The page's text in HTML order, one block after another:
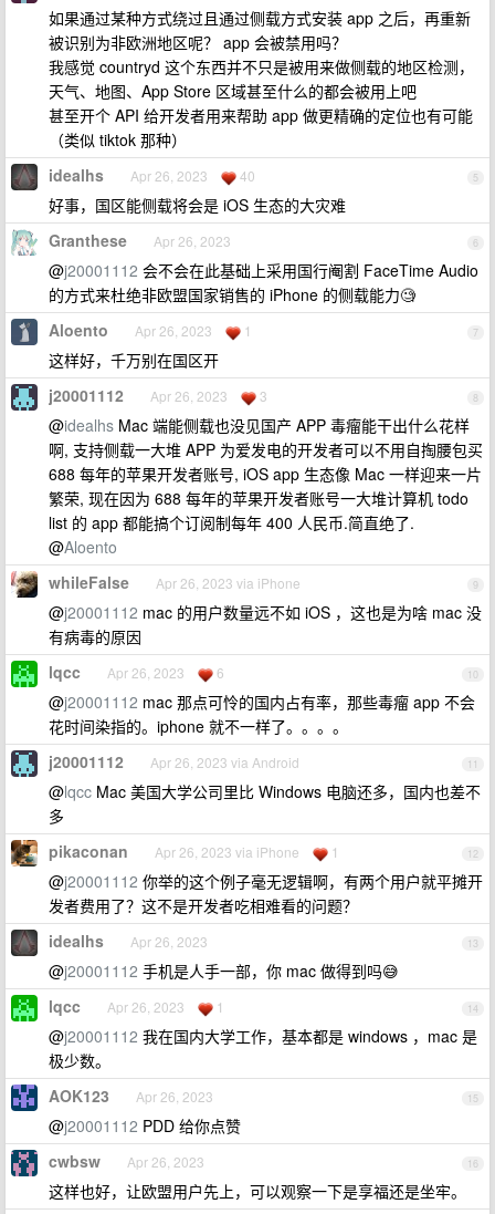
如果通过某种方式绕过且通过侧载方式安装 app 之后，再重新
被识别为非欧洲地区呢？ app 会被禁用吗？
我感觉 countryd 这个东西并不只是被用来做侧载的地区检测，
天气、地图、App Store 区域甚至什么的都会被用上吧
甚至开个 API 给开发者用来帮助 app 做更精确的定位也有可能
（类似 tiktok 那种）
5
idealhs Apr 26, 2023 40
好事，国区能侧载将会是 iOS 生态的大灾难
6
Granthese Apr 26, 2023
@j20001112 会不会在此基础上采用国行阉割 FaceTime Audio
的方式来杜绝非欧盟国家销售的 iPhone 的侧载能力🧐
7
Aloento Apr 26, 2023 1
这样好，千万别在国区开
8
j20001112 Apr 26, 2023 3
@idealhs Mac 端能侧载也没见国产 APP 毒瘤能干出什么花样
啊, 支持侧载一大堆 APP 为爱发电的开发者可以不用自掏腰包买
688 每年的苹果开发者账号, iOS app 生态像 Mac 一样迎来一片
繁荣, 现在因为 688 每年的苹果开发者账号一大堆计算机 todo
list 的 app 都能搞个订阅制每年 400 人民币.简直绝了.
@Aloento
9
whileFalse Apr 26, 2023 via iPhone
@j20001112 mac 的用户数量远不如 iOS ，这也是为啥 mac 没
有病毒的原因
10
lqcc Apr 26, 2023 6
@j20001112 mac 那点可怜的国内占有率，那些毒瘤 app 不会
花时间染指的。iphone 就不一样了。。。。
11
j20001112 Apr 26, 2023 via Android
@lqcc Mac 美国大学公司里比 Windows 电脑还多，国内也差不
多
12
pikaconan Apr 26, 2023 via iPhone 1
@j20001112 你举的这个例子毫无逻辑啊，有两个用户就平摊开
发者费用了？这不是开发者吃相难看的问题？
13
idealhs Apr 26, 2023
@j20001112 手机是人手一部，你 mac 做得到吗😅
14
lqcc Apr 26, 2023 1
@j20001112 我在国内大学工作，基本都是 windows ，mac 是
极少数。
15
AOK123 Apr 26, 2023
@j20001112 PDD 给你点赞
16
cwbsw Apr 26, 2023
这样也好，让欧盟用户先上，可以观察一下是享福还是坐牢。